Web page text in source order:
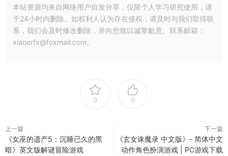
本站资源均来自网络用户自发分享，仅限个人学习研究使用，请
于24小时内删除。如权利人认为存在侵权，请及时与我们取得联
系，我们会及时修改删除，并向您致以诚挚歉意。联系邮箱：
xiaoerfx@foxmail.com。
0 0
上一篇
《女巫的遗产5：沉睡已久的黑
暗》英文版解谜冒险游戏
下一篇
《玄女诛魔录 中文版》- 简体中文
动作角色扮演游戏 | PC游戏下载